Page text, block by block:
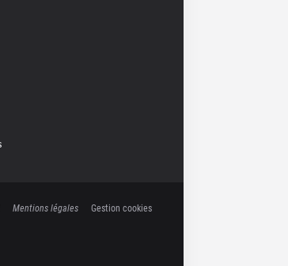
Mentions légales Gestion cookies